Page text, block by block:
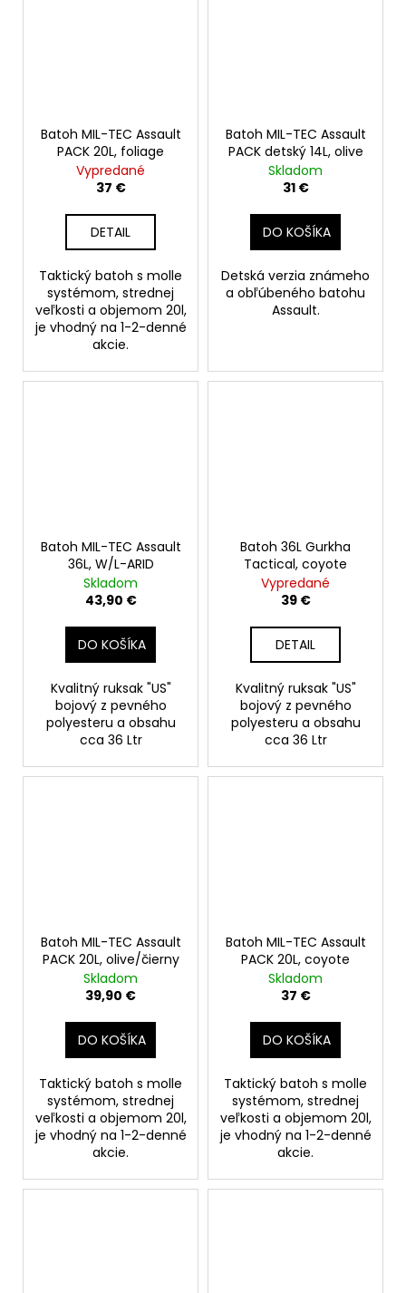
Batoh MIL-TEC Assault
PACK 20L, foliage
Vypredané
37 €
DETAIL
Taktický batoh s molle
systémom, strednej
veľkosti a objemom 20l,
je vhodný na 1-2-denné
akcie.
Batoh MIL-TEC Assault
PACK detský 14L, olive
Skladom
31 €
DO KOŠÍKA
Detská verzia známeho
a obľúbeného batohu
Assault.
Batoh MIL-TEC Assault
36L, W/L-ARID
Skladom
43,90 €
DO KOŠÍKA
Kvalitný ruksak "US"
bojový z pevného
polyesteru a obsahu
cca 36 Ltr
Batoh 36L Gurkha
Tactical, coyote
Vypredané
39 €
DETAIL
Kvalitný ruksak "US"
bojový z pevného
polyesteru a obsahu
cca 36 Ltr
Batoh MIL-TEC Assault
PACK 20L, olive/čierny
Skladom
39,90 €
DO KOŠÍKA
Taktický batoh s molle
systémom, strednej
veľkosti a objemom 20l,
je vhodný na 1-2-denné
akcie.
Batoh MIL-TEC Assault
PACK 20L, coyote
Skladom
37 €
DO KOŠÍKA
Taktický batoh s molle
systémom, strednej
veľkosti a objemom 20l,
je vhodný na 1-2-denné
akcie.